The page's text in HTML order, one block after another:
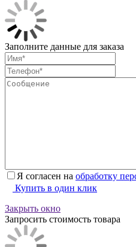
Заполните данные для заказа
Я согласен на обработку
Купить в один клик
Закрыть окно
Запросить стоимость товара